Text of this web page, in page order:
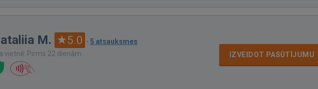
M. 5.0 · 5 atsauksmes
vietnē: Pirms 22 dienām
IZVEIDOT PASŪTĪJUMU